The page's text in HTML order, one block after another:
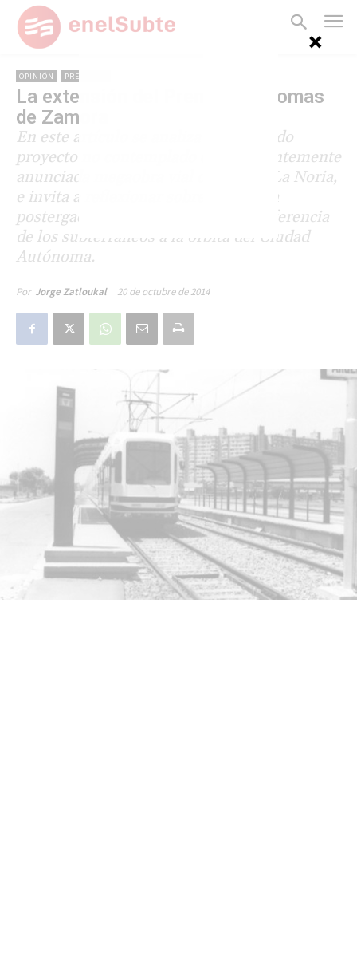
OPINIÓN PREMETRO
La extensión del Premetro a Lomas
de Zamora
En este artículo se analiza un anhelado
proyecto no contemplado en la recientemente
anunciada megaobra vial de Puente La Noria,
e invita a reflexionar sobre su injusta
postergación en el marco de la transferencia
de los subterráneos a la orbita del Ciudad
Autónoma.
Por Jorge Zatloukal 20 de octubre de 2014